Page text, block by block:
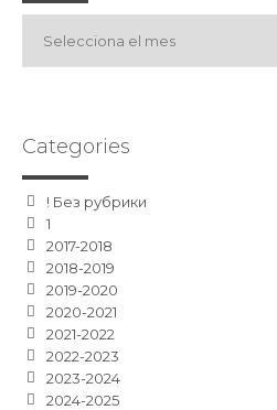
Categories
! Без рубрики
1
2017-2018
2018-2019
2019-2020
2020-2021
2021-2022
2022-2023
2023-2024
2024-2025